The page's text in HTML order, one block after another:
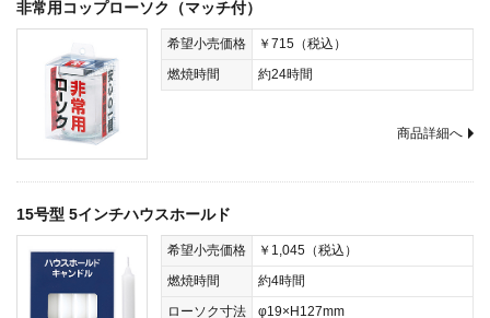
非常用コップローソク（マッチ付）
希望小売価格
￥715（税込）
燃焼時間
約24時間
商品詳細へ
15号型 5インチハウスホールド
希望小売価格
￥1,045（税込）
燃焼時間
約4時間
ローソク寸法
φ19×H127mm